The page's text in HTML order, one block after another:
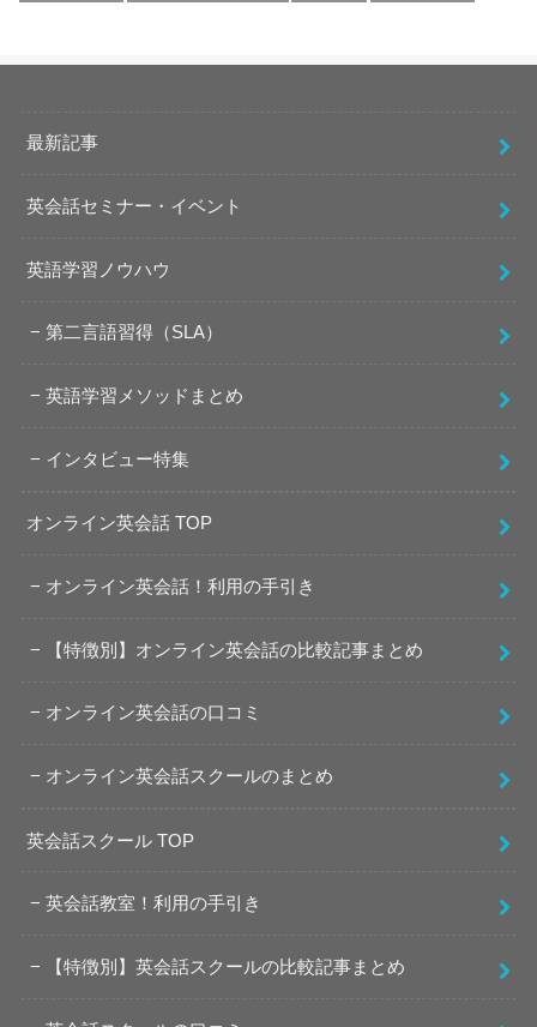
最新記事
英会話セミナー・イベント
英語学習ノウハウ
第二言語習得（SLA）
英語学習メソッドまとめ
インタビュー特集
オンライン英会話 TOP
オンライン英会話！利用の手引き
【特徴別】オンライン英会話の比較記事まとめ
オンライン英会話の口コミ
オンライン英会話スクールのまとめ
英会話スクール TOP
英会話教室！利用の手引き
【特徴別】英会話スクールの比較記事まとめ